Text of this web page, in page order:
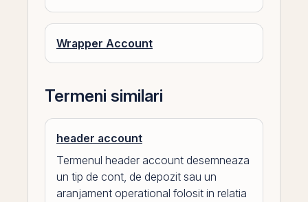
Wrapper Account
Termeni similari
header account
Termenul header account desemneaza
un tip de cont, de depozit sau un
aranjament operational folosit in relatia